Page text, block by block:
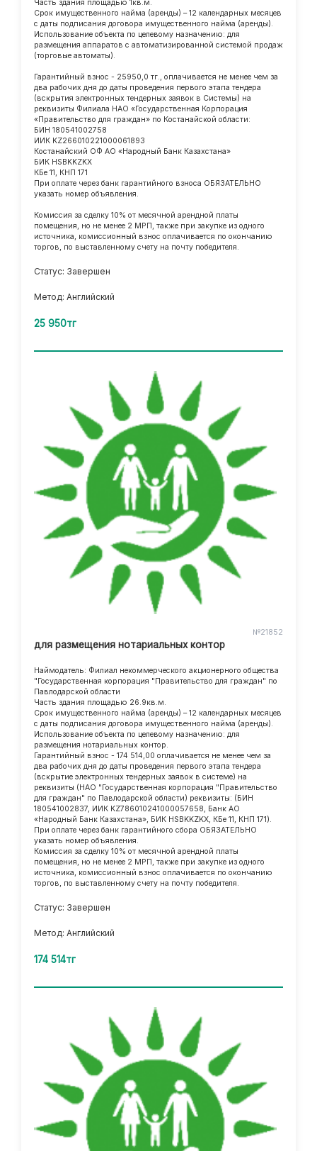
Часть здания площадью 1кв.м.
Срок имущественного найма (аренды) – 12 календарных месяцев
с даты подписания договора имущественного найма (аренды).
Использование объекта по целевому назначению: для
размещения аппаратов с автоматизированной системой продаж
(торговые автоматы).
Гарантийный взнос - 25950,0 тг., оплачивается не менее чем за
два рабочих дня до даты проведения первого этапа тендера
(вскрытия электронных тендерных заявок в Системы) на
реквизиты Филиала НАО «Государственная Корпорация
«Правительство для граждан» по Костанайской области:
БИН 180541002758
ИИК KZ266010221000061893
Костанайский ОФ АО «Народный Банк Казахстана»
БИК HSBKKZKX
КБе 11, КНП 171
При оплате через банк гарантийного взноса ОБЯЗАТЕЛЬНО
указать номер объявления.
Комиссия за сделку 10% от месячной арендной платы
помещения, но не менее 2 МРП, также при закупке из одного
источника, комиссионный взнос оплачивается по окончанию
торгов, по выставленному счету на почту победителя.
Статус: Завершен
Метод: Английский
25 950тг
№21852
для размещения нотариальных контор
Наймодатель: Филиал некоммерческого акционерного общества
"Государственная корпорация "Правительство для граждан" по
Павлодарской области
Часть здания площадью 26.9кв.м.
Срок имущественного найма (аренды) – 12 календарных месяцев
с даты подписания договора имущественного найма (аренды).
Использование объекта по целевому назначению: для
размещения нотариальных контор.
Гарантийный взнос - 174 514,00 оплачивается не менее чем за
два рабочих дня до даты проведения первого этапа тендера
(вскрытие электронных тендерных заявок в системе) на
реквизиты (НАО "Государственная корпорация "Правительство
для граждан" по Павлодарской области) реквизиты: (БИН
180541002837, ИИК KZ786010241000057658, Банк АО
«Народный Банк Казахстана», БИК HSBKKZKX, КБе 11, КНП 171).
При оплате через банк гарантийного сбора ОБЯЗАТЕЛЬНО
указать номер объявления.
Комиссия за сделку 10% от месячной арендной платы
помещения, но не менее 2 МРП, также при закупке из одного
источника, комиссионный взнос оплачивается по окончанию
торгов, по выставленному счету на почту победителя.
Статус: Завершен
Метод: Английский
174 514тг